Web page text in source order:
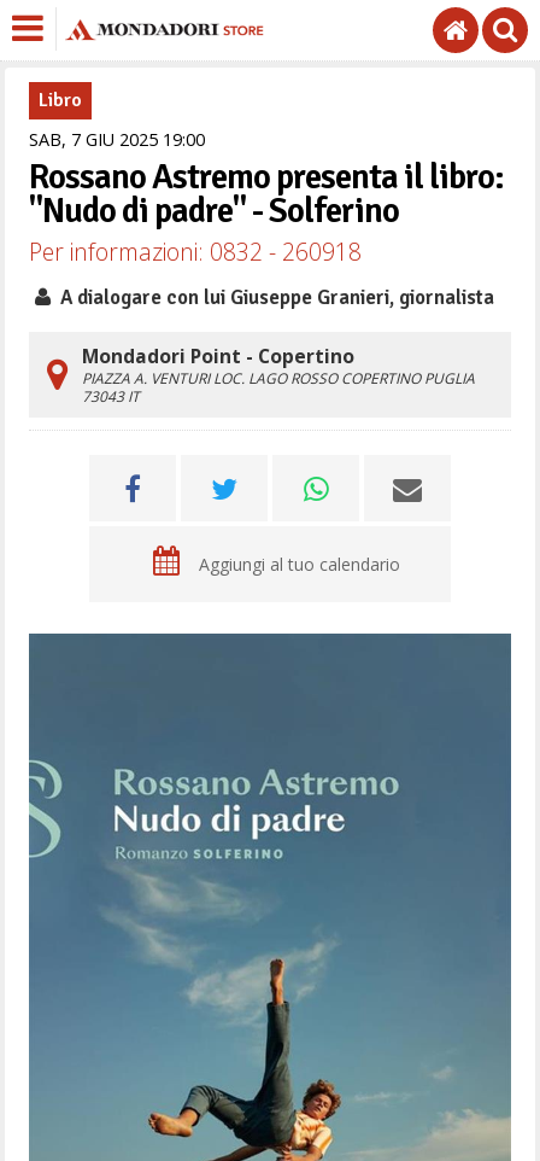
Libro
SAB, 7 GIU 2025 1900
Rossano Astremo presenta il libro:
"Nudo di padre" - Solferino
Per informazioni: 0832 - 260918
A dialogare con lui Giuseppe Granieri, giornalista
Mondadori Point - Copertino
PIAZZA A. VENTURI LOC. LAGO ROSSOCOPERTINO PUGLIA
73043 IT
Aggiungi al tuo calendario